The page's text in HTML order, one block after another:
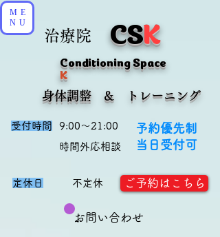
予約優先制
当日受付可
ご予約はこちら
受付時間
9:00～21:00
​時間外応相談
定休日 不定休
CSK
治療院
​身体調整 & トレーニング
Conditioning Space
K
お問い合わせ
ME
NU